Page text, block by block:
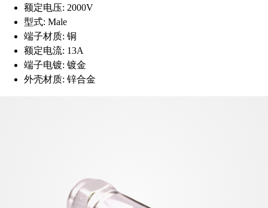
额定电压: 2000V
型式: Male
端子材质: 铜
额定电流: 13A
端子电镀: 镀金
外壳材质: 锌合金